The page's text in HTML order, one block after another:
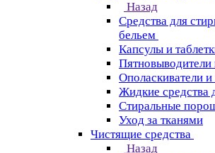
Назад
Средства для
бельем
Капсулы и
Пятновыводители
Ополаскиватели
Жидкие средства
Стиральные
Уход за тканями
Чистящие средства
Назад